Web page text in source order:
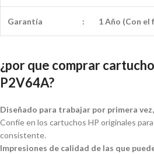
Garantía : 1 Año (Con el
¿por que comprar
P2V64A?
Diseñado para trabajar por primera
Confíe en los cartuchos HP originales
consistente.
Impresiones de calidad de las que